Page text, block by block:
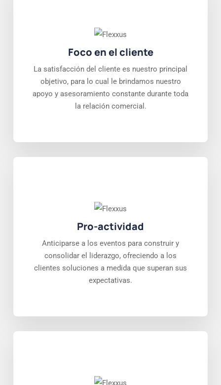
Foco en el cliente
La satisfacción del cliente es nuestro principal
objetivo, para lo cual le brindamos nuestro
apoyo y asesoramiento constante durante toda
la relación comercial.
Pro-actividad
Anticiparse a los eventos para construir y
consolidar el liderazgo, ofreciendo a los
clientes soluciones a medida que superan sus
expectativas.